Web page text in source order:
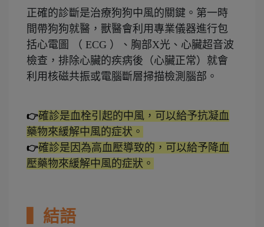
正確的診斷是治療狗狗中風的關鍵。第一時
間帶狗狗就醫，獸醫會利用專業儀器進行包
括心電圖 （ ECG ）、胸部X光、心臟超音波
檢查，排除心臟的疾病後（心臟正常）就會
利用核磁共振或電腦斷層掃描檢測腦部。
👉確診是血栓引起的中風，可以給予抗凝血
藥物來緩解中風的症状。
👉確診是因為高血壓導致的，可以給予降血
壓藥物來緩解中風的症狀。
▍結語